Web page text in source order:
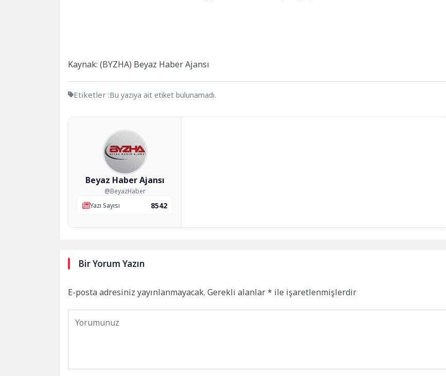
Kaynak: (BYZHA) Beyaz Haber Ajansı
Etiketler :Bu yazıya ait etiket bulunamadı.
Beyaz Haber Ajansı
@BeyazHaber
Yazı Sayısı
8542
Bir Yorum Yazın
E-posta adresiniz yayınlanmayacak. Gerekli alanlar* ile işaretlenmişlerdir